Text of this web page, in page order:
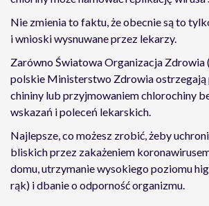
Nie zmienia to faktu, że obecnie są to
i wnioski wysnuwane przez lekarzy.
Zarówno Światowa Organizacja Zdrowia
polskie Ministerstwo Zdrowia ostrzegają
chininy lub przyjmowaniem chlorochiny
wskazań i poleceń lekarskich.
Najlepsze, co możesz zrobić, żeby
bliskich przez zakażeniem
domu, utrzymanie wysokiego poziomu
rąk) i dbanie o odporność organizmu.